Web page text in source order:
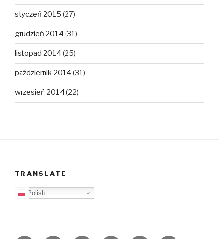
styczeń 2015 (27)
grudzień 2014 (31)
listopad 2014 (25)
październik 2014 (31)
wrzesień 2014 (22)
TRANSLATE
Polish